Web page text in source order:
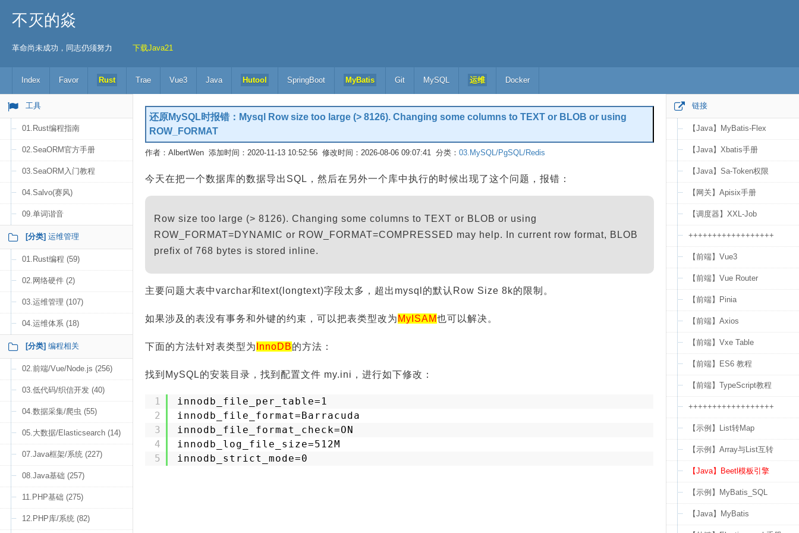
不灭的焱
革命尚未成功，同志仍须努力 下载Java21
Index Favor Rust Trae Vue3 Java Hutool SpringBoot MyBatis Git MySQL 运维 Docker
工具
01.Rust编程指南
02.SeaORM官方手册
03.SeaORM入门教程
04.Salvo(赛风)
09.单词谐音
[分类] 运维管理
01.Rust编程 (59)
02.网络硬件 (2)
03.运维管理 (107)
04.运维体系 (18)
[分类] 编程相关
02.前端/Vue/Node.js (256)
03.低代码/织信开发 (40)
04.数据采集/爬虫 (55)
05.大数据/Elasticsearch (14)
07.Java框架/系统 (227)
08.Java基础 (257)
11.PHP基础 (275)
12.PHP库/系统 (82)
还原MySQL时报错：Mysql Row size too large (> 8126). Changing some columns to TEXT or BLOB or using
ROW_FORMAT
作者：AlbertWen 添加时间：2020-11-13 10:52:56 修改时间：2026-08-06 09:07:41 分类： 03.MySQL/PgSQL/Redis
今天在把一个数据库的数据导出SQL，然后在另外一个库中执行的时候出现了这个问题，报错：
Row size too large (> 8126). Changing some columns to TEXT or BLOB or using
ROW_FORMAT=DYNAMIC or ROW_FORMAT=COMPRESSED may help. In current row format, BLOB
prefix of 768 bytes is stored inline.
主要问题大表中varchar和text(longtext)字段太多，超出mysql的默认Row Size 8k的限制。
如果涉及的表没有事务和外键的约束，可以把表类型改为 MyISAM也可以解决。
下面的方法针对表类型为 InnoDB的方法：
找到MySQL的安装目录，找到配置文件 my.ini，进行如下修改：
1
2
3
4
5
innodb_file_per_table=1
innodb_file_format=Barracuda
innodb_file_format_check=ON
innodb_log_file_size=512M
innodb_strict_mode=0
链接
【Java】MyBatis-Flex
【Java】Xbatis手册
【Java】Sa-Token权限
【网关】Apisix手册
【调度器】XXL-Job
++++++++++++++++++
【前端】Vue3
【前端】Vue Router
【前端】Pinia
【前端】Axios
【前端】Vxe Table
【前端】ES6 教程
【前端】TypeScript教程
++++++++++++++++++
【示例】List转Map
【示例】Array与List互转
【Java】Beetl模板引擎
【示例】MyBatis_SQL
【Java】MyBatis